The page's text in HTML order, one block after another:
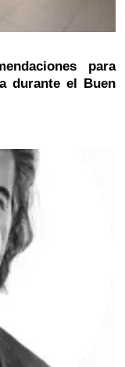
para
durante el Buen